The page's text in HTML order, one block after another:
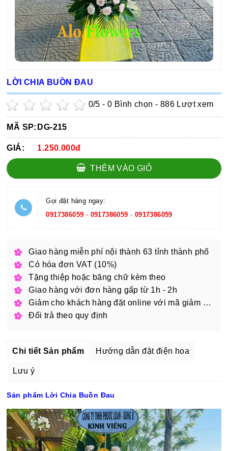
LỜI CHIA BUỒN ĐAU
0/5 -0 Bình chọn - 886 Lượt xem
MÃ SP: DG-215
GIÁ: 1.250.000đ
THÊM VÀO GIỎ
Gọi đặt hàng ngay:
0917386059 - 0917386059 - 0917386059
Giao hàng miễn phí nội thành 63 tỉnh thành phố
Có hóa đơn VAT (10%)
Tặng thiệp hoặc băng chữ kèm theo
Giao hàng với đơn hàng gấp từ 1h - 2h
Giảm cho khách hàng đặt online với mã giảm giá
Đổi trả theo quy định
Chi tiết Sản phẩm Hướng dẫn đặt điện hoa
Lưu ý
Sản phẩm Lời Chia Buồn Đau